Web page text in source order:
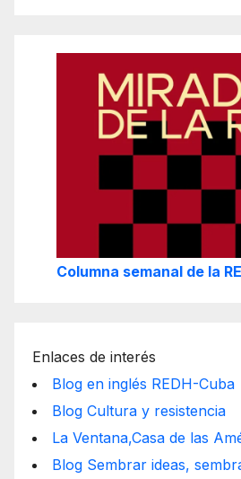
Columna semanal de la
Enlaces de interés
Blog en inglés REDH-Cuba
Blog Cultura y resistencia
La Ventana,Casa de las
Blog Sembrar ideas,